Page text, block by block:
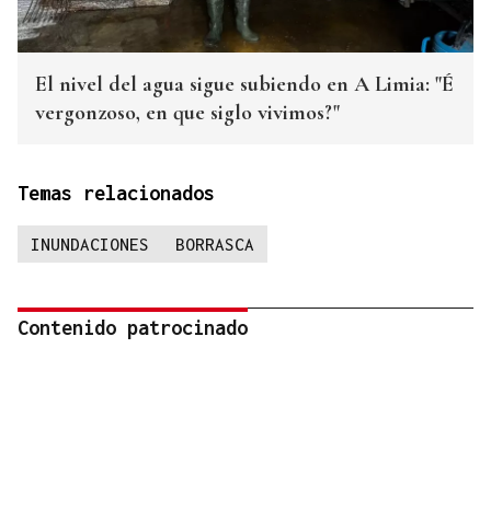
El nivel del agua sigue subiendo en A Limia: "É
vergonzoso, en que siglo vivimos?"
Temas relacionados
INUNDACIONES BORRASCA
Contenido patrocinado